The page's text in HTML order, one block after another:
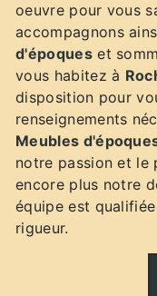
oeuvre pour vous
accompagnons
d'époqueset
vous habitez à
disposition pour
renseignements
Meubles
notre passion et le
encore plus notre
équipe est
rigueur.